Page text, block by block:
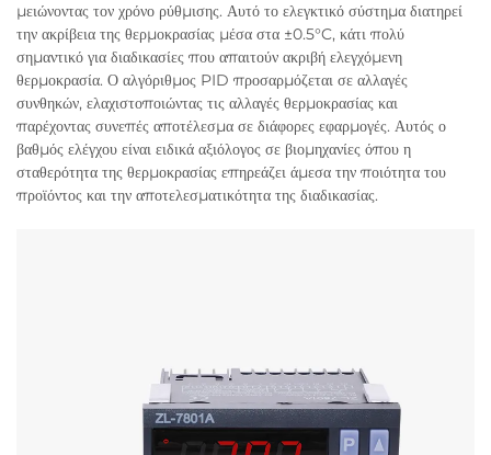
μειώνοντας τον χρόνο ρύθμισης. Αυτό το ελεγκτικό σύστημα διατηρεί
την ακρίβεια της θερμοκρασίας μέσα στα ±0.5°C, κάτι πολύ
σημαντικό για διαδικασίες που απαιτούν ακριβή ελεγχόμενη
θερμοκρασία. Ο αλγόριθμος PID προσαρμόζεται σε αλλαγές
συνθηκών, ελαχιστοποιώντας τις αλλαγές θερμοκρασίας και
παρέχοντας συνεπές αποτέλεσμα σε διάφορες εφαρμογές. Αυτός ο
βαθμός ελέγχου είναι ειδικά αξιόλογος σε βιομηχανίες όπου η
σταθερότητα της θερμοκρασίας επηρεάζει άμεσα την ποιότητα του
προϊόντος και την αποτελεσματικότητα της διαδικασίας.